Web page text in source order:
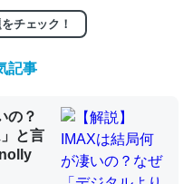
伏線」は回収されないけ
。進化すればするほど分
チェック！
記事
の？
と言